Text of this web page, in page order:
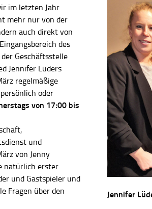
im letzten Jahr
mehr nur von der
auch direkt von
des
Geschäftsstelle
Jennifer Lüders
regelmäßige
oder
von 17:00 bis
und
von Jenny
natürlich erster
und Gastspieler und
Fragen über den
Jennifer